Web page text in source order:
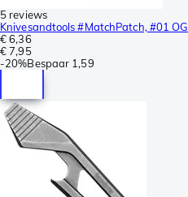
5 reviews
Knivesandtools #MatchPatch, #01
€ 6,36
€ 7,95
-20%Bespaar 1,59